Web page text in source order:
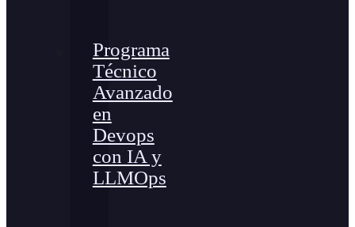
Programa
Técnico
Avanzado
en
Devops
con IA y
LLMOps